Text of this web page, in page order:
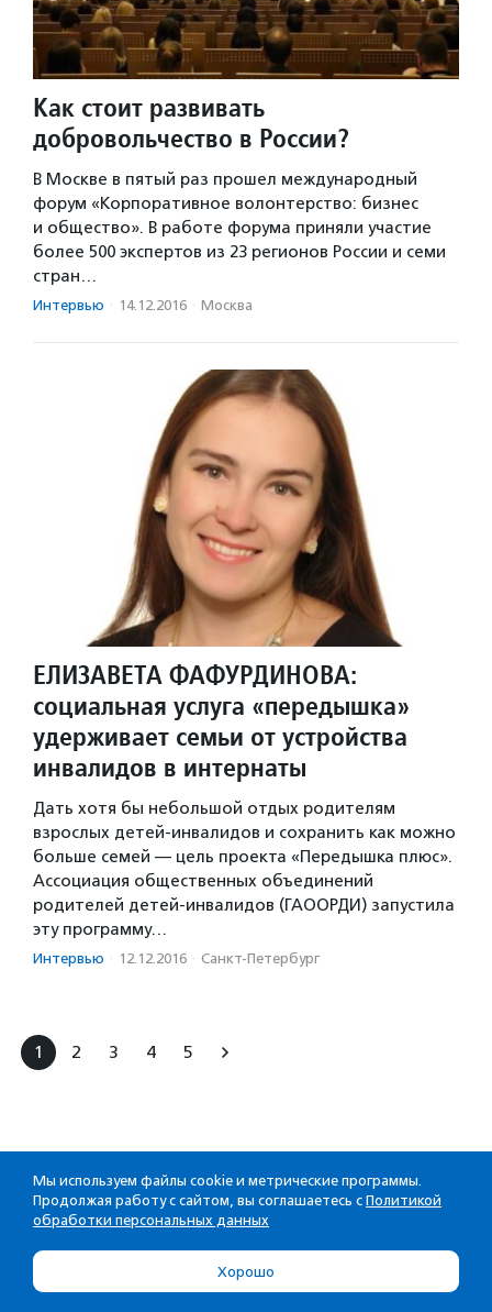
Как стоит развивать
добровольчество в России?
В Москве в пятый раз прошел международный
форум «Корпоративное волонтерство: бизнес
и общество». В работе форума приняли участие
более 500 экспертов из 23 регионов России и семи
стран…
Интервью · 14.12.2016 · Москва
ЕЛИЗАВЕТА ФАФУРДИНОВА:
социальная услуга «передышка»
удерживает семьи от устройства
инвалидов в интернаты
Дать хотя бы небольшой отдых родителям
взрослых детей-инвалидов и сохранить как можно
больше семей — цель проекта «Передышка плюс».
Ассоциация общественных объединений
родителей детей-инвалидов (ГАООРДИ) запустила
эту программу…
Интервью · 12.12.2016 · Санкт-Петербург
1 2 3 4 5
Мы используем файлы cookie и метрические программы.
Продолжая работу с сайтом, вы соглашаетесь с Политикой
обработки персональных данных
Хорошо